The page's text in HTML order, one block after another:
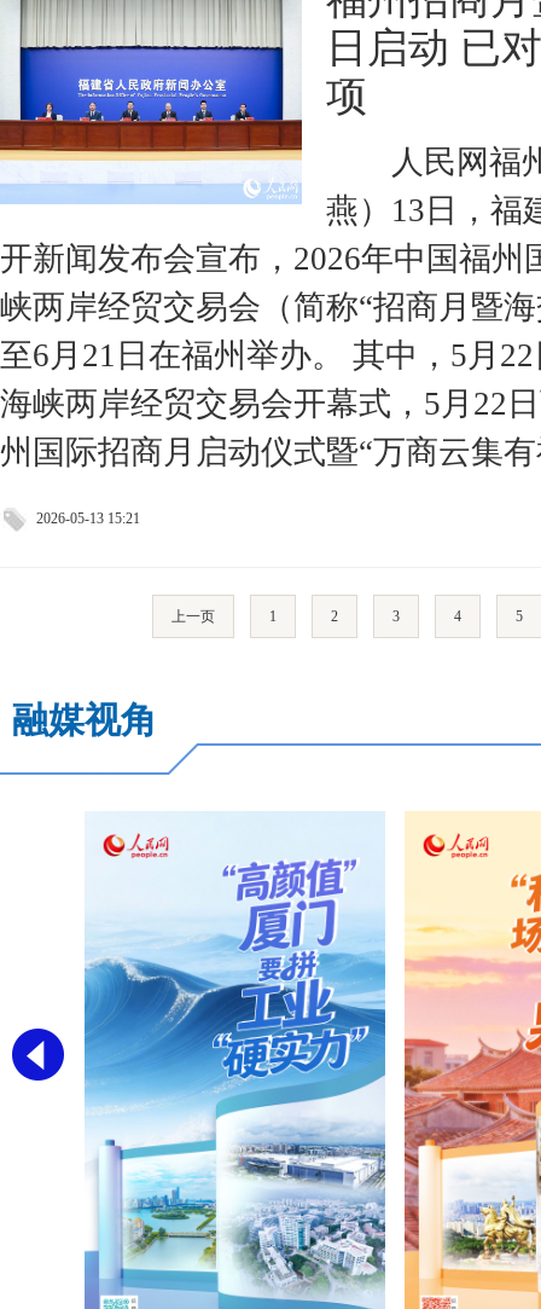
日启动 已
项
人民网福
燕）13日，福
开新闻发布会宣布，2026年中国福
峡两岸经贸交易会（简称“招商月暨
至6月21日在福州举办。 其中，5月
海峡两岸经贸交易会开幕式，5月22
州国际招商月启动仪式暨“万商云集
2026-05-13 15:21
上一页 1 2 3 4 5
融媒视角